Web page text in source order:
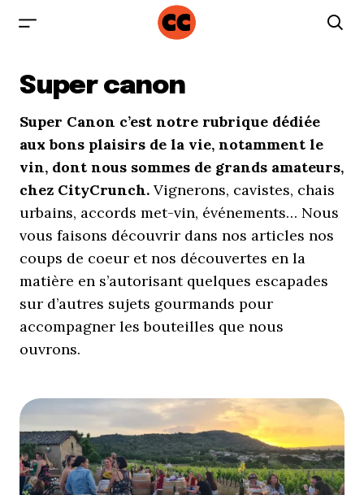
Super canon
Super Canon c’est notre rubrique dédiée
aux bons plaisirs de la vie, notamment le
vin, dont nous sommes de grands amateurs,
chez CityCrunch. Vignerons, cavistes, chais
urbains, accords met-vin, événements… Nous
vous faisons découvrir dans nos articles nos
coups de coeur et nos découvertes en la
matière en s’autorisant quelques escapades
sur d’autres sujets gourmands pour
accompagner les bouteilles que nous
ouvrons.